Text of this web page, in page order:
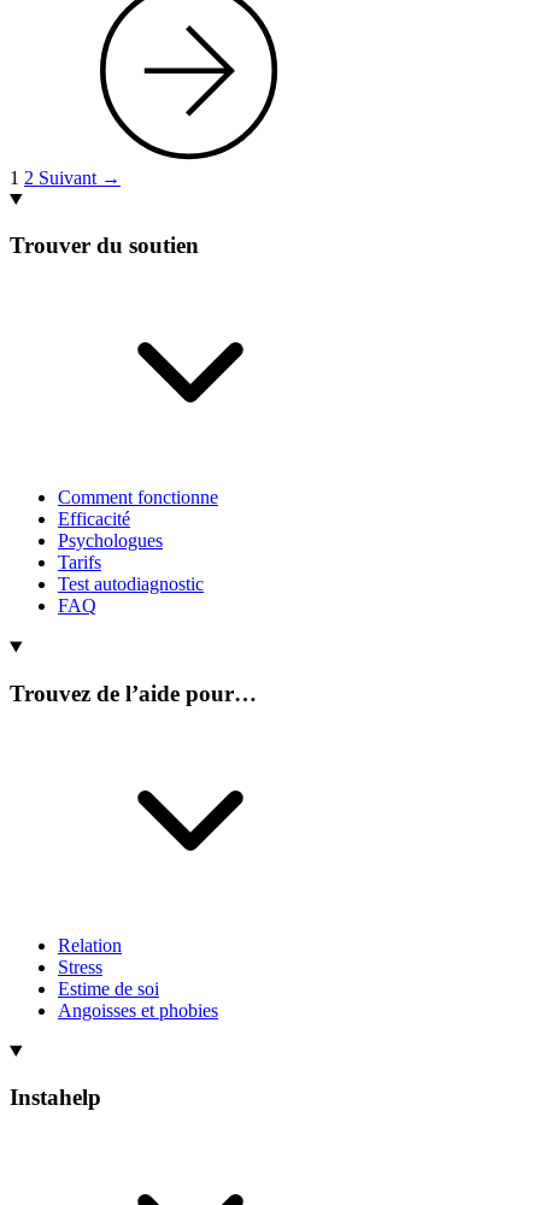
1 2 Suivant →
Trouver du soutien
Comment fonctionne
Efficacité
Psychologues
Tarifs
Test autodiagnostic
FAQ
Trouvez de l’aide pour…
Relation
Stress
Estime de soi
Angoisses et phobies
Instahelp